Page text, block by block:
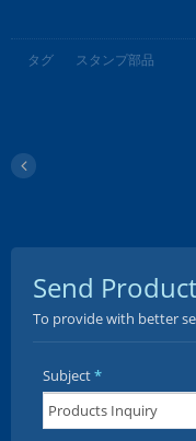
タグ スタンプ部品